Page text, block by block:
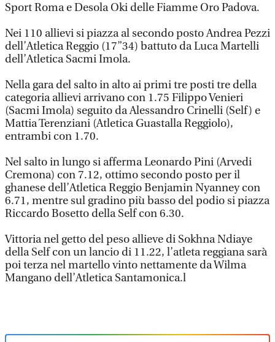
Sport Roma e Desola Oki delle Fiamme Oro Padova.
Nei 110 allievi si piazza al secondo posto Andrea Pezzi
dell’Atletica Reggio (17”34) battuto da Luca Martelli
dell’Atletica Sacmi Imola.
Nella gara del salto in alto ai primi tre posti tre della
categoria allievi arrivano con 1.75 Filippo Venieri
(Sacmi Imola) seguito da Alessandro Crinelli (Self) e
Mattia Terenziani (Atletica Guastalla Reggiolo),
entrambi con 1.70.
Nel salto in lungo si afferma Leonardo Pini (Arvedi
Cremona) con 7.12, ottimo secondo posto per il
ghanese dell’Atletica Reggio Benjamin Nyanney con
6.71, mentre sul gradino più basso del podio si piazza
Riccardo Bosetto della Self con 6.30.
Vittoria nel getto del peso allieve di Sokhna Ndiaye
della Self con un lancio di 11.22, l’atleta reggiana sarà
poi terza nel martello vinto nettamente da Wilma
Mangano dell’Atletica Santamonica.l